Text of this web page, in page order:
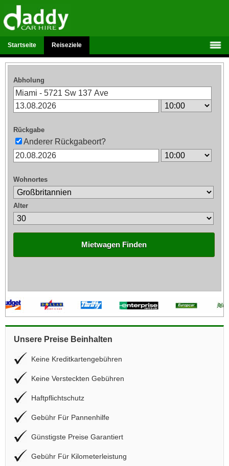
Startseite Reiseziele
Abholung
Rückgabe
Anderer Rückgabeort?
Wohnortes
Alter
Mietwagen Finden
Unsere Preise Beinhalten
Keine Kreditkartengebühren
Keine Versteckten Gebühren
Haftpflichtschutz
Gebühr Für Pannenhilfe
Günstigste Preise Garantiert
Gebühr Für Kilometerleistung